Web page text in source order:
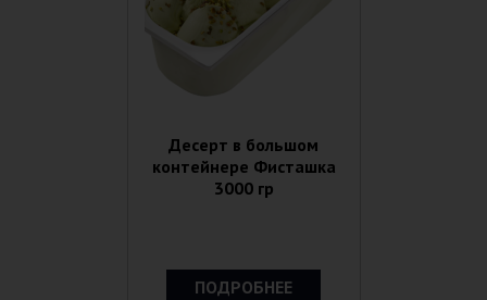
Десерт в большом
контейнере Фисташка
3000 гр
ПОДРОБНЕЕ